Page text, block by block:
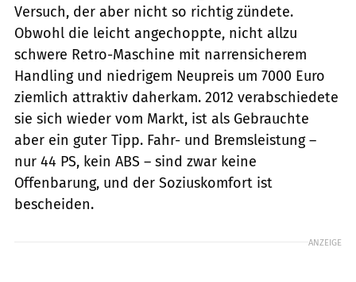
Versuch, der aber nicht so richtig zündete.
Obwohl die leicht angechoppte, nicht allzu
schwere Retro-Maschine mit narrensicherem
Handling und niedrigem Neupreis um 7000 Euro
ziemlich attraktiv daherkam. 2012 verabschiedete
sie sich wieder vom Markt, ist als Gebrauchte
aber ein guter Tipp. Fahr- und Bremsleistung –
nur 44 PS, kein ABS – sind zwar keine
Offenbarung, und der Soziuskomfort ist
bescheiden.
ANZEIGE